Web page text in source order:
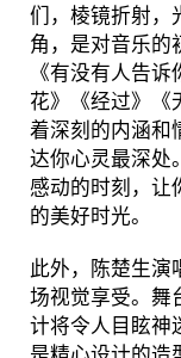
们，棱镜折射，
角，是对音乐的
《有没有人告
花》《经过》《
着深刻的内涵和
达你心灵最深处
感动的时刻，让
的美好时光。
此外，陈楚生演
场视觉享受。舞
计将令人目眩神